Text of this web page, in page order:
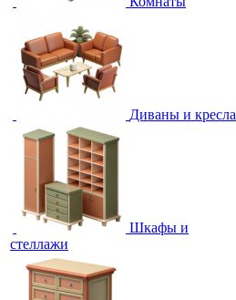
Диваны и кресла
Шкафы и
стеллажи